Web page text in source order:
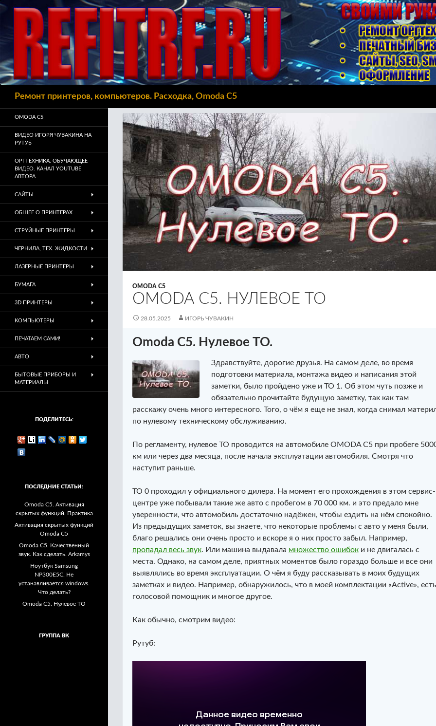
Ремонт принтеров, компьютеров. Расходка, Omoda C5
OMODA C5
OMODA C5. НУЛЕВОЕ ТО
28.05.2025 ИГОРЬ ЧУВАКИН
Omoda C5. Нулевое ТО.
Здравствуйте, дорогие друзья. На самом деле, во время
подготовки материала, монтажа видео и написания этой
заметки, было пройдено уже и ТО 1. Об этом чуть позже и
обязательно прочитайте будущую заметку, так как там
расскажу очень много интересного. Того, о чём я еще не знал, когда снимал
по нулевому техническому обслуживанию.
По регламенту, нулевое ТО проводится на автомобиле OMODA C5 при пробеге
км или через два месяца, после начала эксплуатации автомобиля. Смотря что
наступит раньше.
ТО 0 проходил у официального дилера. На момент его прохождения в этом сервис-
центре уже побывали такие же авто с пробегом в 70 000 км. и это предало мне
уверенности, что автомобиль достаточно надёжен, чтобы ездить на нём спокойно.
Из предыдущих заметок, вы знаете, что некоторые проблемы с авто у меня были,
благо решались они очень просто и вскоре я о них просто забыл. Например,
пропадал весь звук. Или машина выдавала множество ошибоки не двигалась с
места. Однако, на самом деле, приятных моментов было гораздо больше и все они
выявлялись во время эксплуатации. О чём я буду рассказывать в моих будущих
заметках и видео. Например, обнаружилось, что в моей комплектации «Active», есть
голосовой помощник и многое другое.
Как обычно, смотрим видео:
Рутуб:
OMODA C5
ВИДЕО ИГОРЯ ЧУВАКИНА НА
РУТУБ
ОРГТЕХНИКА. ОБУЧАЮЩЕЕ
ВИДЕО. КАНАЛ YOUTUBE
АВТОРА
САЙТЫ
ОБЩЕЕ О ПРИНТЕРАХ
СТРУЙНЫЕ ПРИНТЕРЫ
ЧЕРНИЛА, ТЕХ. ЖИДКОСТИ
ЛАЗЕРНЫЕ ПРИНТЕРЫ
БУМАГА
3D ПРИНТЕРЫ
КОМПЬЮТЕРЫ
ПЕЧАТАЕМ САМИ!
АВТО
БЫТОВЫЕ ПРИБОРЫ И
МАТЕРИАЛЫ
ПОДЕЛИТЕСЬ:
ПОСЛЕДНИЕ СТАТЬИ:
Omoda C5. Активация
скрытых функций. Практика
Активация скрытых функций
Omoda C5
Omoda C5. Качественный
звук. Как сделать. Arkamys
Ноутбук Samsung
NP300E5C. Не
устанавливается windows.
Что делать?
Omoda C5. Нулевое ТО
ГРУППА ВК